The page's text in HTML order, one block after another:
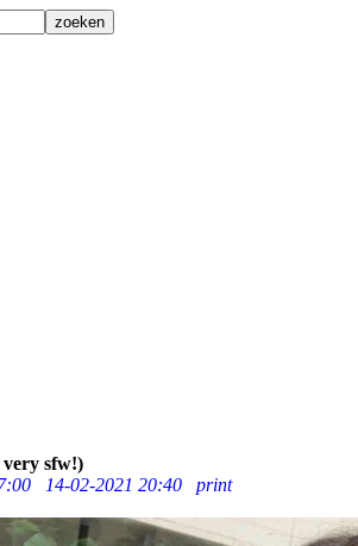
sfw!)
14-02-2021 20:40
print